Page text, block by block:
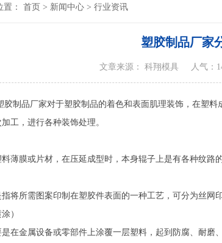
置： 首页 > 新闻中心 > 行业资讯
塑胶制品厂家
文章来源： 科翔模具 人气：
胶制品厂家对于塑胶制品的着色和表面肌理装饰，在塑
工，进行各种装饰处理。
薄膜或片材，在压延成型时，本身辊子上是有各种纹路
将所需图案印制在塑胶件表面的一种工艺，可分为丝网
）
在金属设备或零部件上涂覆一层塑料，起到防腐、耐磨